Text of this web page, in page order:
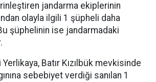
jandarma ekiplerinin
olayla ilgili 1 şüpheli daha
şüphelinin ise jandarmadaki
Batır Kızılbük mevkisinde
sebebiyet verdiği sanılan 1